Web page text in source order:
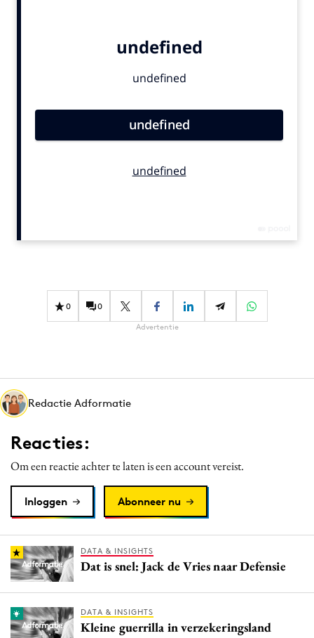
Carriere
Design
Diversiteit
Effectiviteit
Martech
Media
Merkstrategie
Purpose Marketing
Reputatie & crisis
0 0
Advertentie
Redactie Adformatie
Reacties:
Om een reactie achter te laten is een account vereist.
Inloggen Abonneer nu
DATA & INSIGHTS
Dat is snel: Jack de Vries naar Defensie
DATA & INSIGHTS
Kleine guerrilla in verzekeringsland